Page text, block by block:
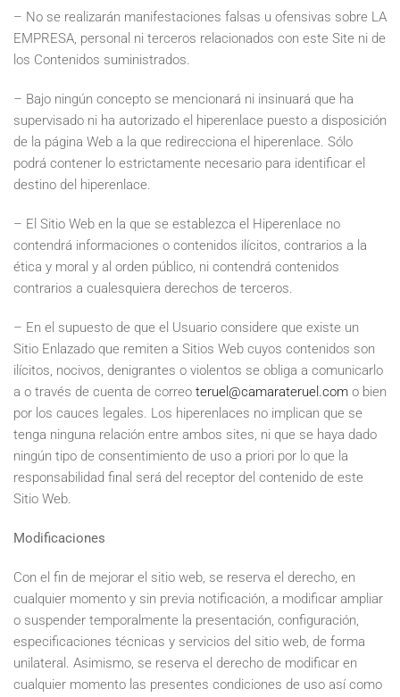
– No se realizarán manifestaciones falsas u ofensivas sobre LA
EMPRESA, personal ni terceros relacionados con este Site ni de
los Contenidos suministrados.
– Bajo ningún concepto se mencionará ni insinuará que ha
supervisado ni ha autorizado el hiperenlace puesto a disposición
de la página Web a la que redirecciona el hiperenlace. Sólo
podrá contener lo estrictamente necesario para identificar el
destino del hiperenlace.
– El Sitio Web en la que se establezca el Hiperenlace no
contendrá informaciones o contenidos ilícitos, contrarios a la
ética y moral y al orden público, ni contendrá contenidos
contrarios a cualesquiera derechos de terceros.
– En el supuesto de que el Usuario considere que existe un
Sitio Enlazado que remiten a Sitios Web cuyos contenidos son
ilícitos, nocivos, denigrantes o violentos se obliga a comunicarlo
a o través de cuenta de correo teruel@camarateruel.com o bien
por los cauces legales. Los hiperenlaces no implican que se
tenga ninguna relación entre ambos sites, ni que se haya dado
ningún tipo de consentimiento de uso a priori por lo que la
responsabilidad final será del receptor del contenido de este
Sitio Web.
Modificaciones
Con el fin de mejorar el sitio web, se reserva el derecho, en
cualquier momento y sin previa notificación, a modificar ampliar
o suspender temporalmente la presentación, configuración,
especificaciones técnicas y servicios del sitio web, de forma
unilateral. Asimismo, se reserva el derecho de modificar en
cualquier momento las presentes condiciones de uso así como